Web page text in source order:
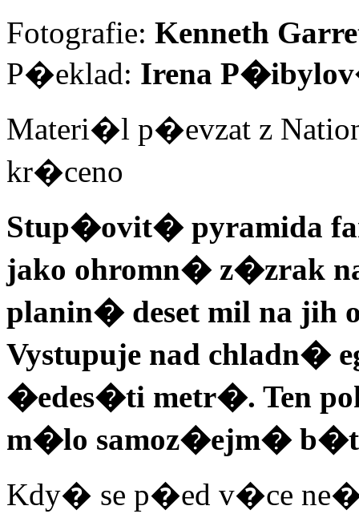
Fotografie: Kenneth
P�eklad: Irena
Materi�l p�evzat z
kr�ceno
Stup�ovit� pyramida
jako ohromn� z�zrak
planin� deset mil na
Vystupuje nad
�edes�ti metr�. Ten
m�lo samoz�ejm�
Kdy� se p�ed v�ce